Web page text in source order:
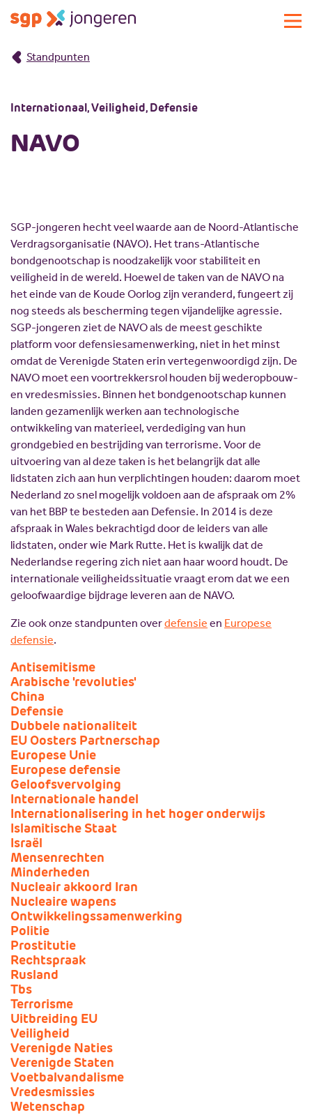
Actueel
Standpunten
Lokale commissies
Doe mee
Doneren
Sponsoren
Magazines
Vacatures
Scholing
Nieuw politiek talent
Gastlessen
Activiteitenkalender
Spreekbeurtpakket
JV Pakket
Over SGP-jongeren
Bestuur
Missie en visie
Geschiedenis
Commissies
Partners
ANBI
Landelijke SGP
Vrijwilligersplatform
Standpunten
Internationaal, Veiligheid, Defensie
NAVO
SGP-jongeren hecht veel waarde aan de Noord-Atlantische
Verdragsorganisatie (NAVO). Het trans-Atlantische
bondgenootschap is noodzakelijk voor stabiliteit en
veiligheid in de wereld. Hoewel de taken van de NAVO na
het einde van de Koude Oorlog zijn veranderd, fungeert zij
nog steeds als bescherming tegen vijandelijke agressie.
SGP-jongeren ziet de NAVO als de meest geschikte
platform voor defensiesamenwerking, niet in het minst
omdat de Verenigde Staten erin vertegenwoordigd zijn. De
NAVO moet een voortrekkersrol houden bij wederopbouw-
en vredesmissies. Binnen het bondgenootschap kunnen
landen gezamenlijk werken aan technologische
ontwikkeling van materieel, verdediging van hun
grondgebied en bestrijding van terrorisme. Voor de
uitvoering van al deze taken is het belangrijk dat alle
lidstaten zich aan hun verplichtingen houden: daarom moet
Nederland zo snel mogelijk voldoen aan de afspraak om 2%
van het BBP te besteden aan Defensie. In 2014 is deze
afspraak in Wales bekrachtigd door de leiders van alle
lidstaten, onder wie Mark Rutte. Het is kwalijk dat de
Nederlandse regering zich niet aan haar woord houdt. De
internationale veiligheidssituatie vraagt erom dat we een
geloofwaardige bijdrage leveren aan de NAVO.
Zie ook onze standpunten overdefensie en Europese
defensie.
Antisemitisme
Arabische 'revoluties'
China
Defensie
Dubbele nationaliteit
EU Oosters Partnerschap
Europese Unie
Europese defensie
Geloofsvervolging
Internationale handel
Internationalisering in het hoger onderwijs
Islamitische Staat
Israël
Mensenrechten
Minderheden
Nucleair akkoord Iran
Nucleaire wapens
Ontwikkelingssamenwerking
Politie
Prostitutie
Rechtspraak
Rusland
Tbs
Terrorisme
Uitbreiding EU
Veiligheid
Verenigde Naties
Verenigde Staten
Voetbalvandalisme
Vredesmissies
Wetenschap